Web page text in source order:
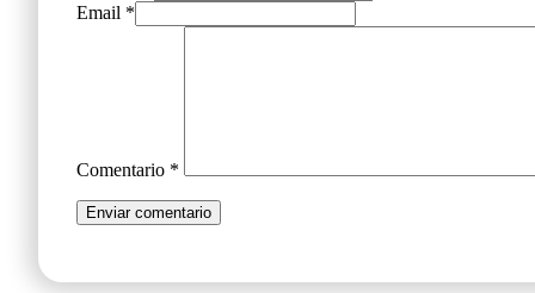
Email *
Comentario *